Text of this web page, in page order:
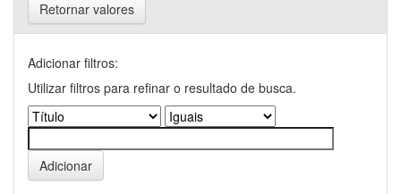
Retornar valores
Adicionar filtros:
Utilizar filtros para refinar o resultado de busca.